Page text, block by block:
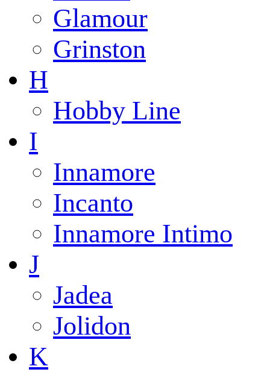
Glamour
Grinston
H
Hobby Line
I
Innamore
Incanto
Innamore Intimo
J
Jadea
Jolidon
K